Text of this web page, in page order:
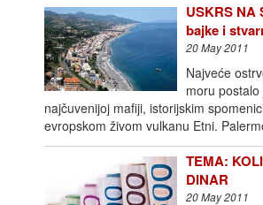
USKRS NA
bajke i
20 May 2011
Najveće
moru
najčuvenijoj mafiji, istorijskim
evropskom živom vulkanu Etni.
TEMA:
DINAR
20 May 2011